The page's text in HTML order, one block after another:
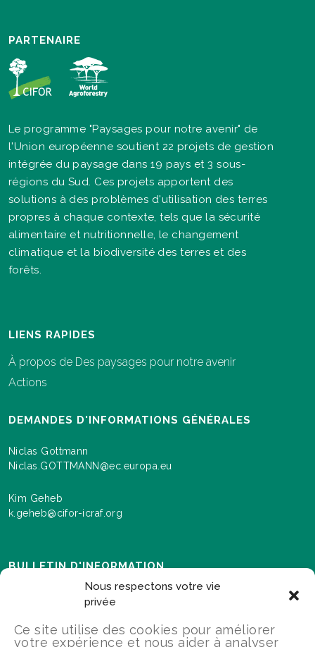
Nous respectons votre vie
privée
Ce site utilise des cookies pour améliorer
votre expérience et nous aider à analyser
PARTENAIRE
Le programme "Paysages pour notre avenir" de
l'Union européenne soutient 22 projets de gestion
intégrée du paysage dans 19 pays et 3 sous-
régions du Sud. Ces projets apportent des
solutions à des problèmes d'utilisation des terres
propres à chaque contexte, tels que la sécurité
alimentaire et nutritionnelle, le changement
climatique et la biodiversité des terres et des
forêts.
LIENS RAPIDES
À propos de Des paysages pour notre avenir
Actions
DEMANDES D'INFORMATIONS GÉNÉRALES
Niclas Gottmann
Niclas.GOTTMANN@ec.europa.eu
Kim Geheb
k.geheb@cifor-icraf.org
BULLETIN D'INFORMATION
Inscrivez-vous ici pour recevoir des informations sur les
événements et les progrès réalisés dans le cadre du
avenir".